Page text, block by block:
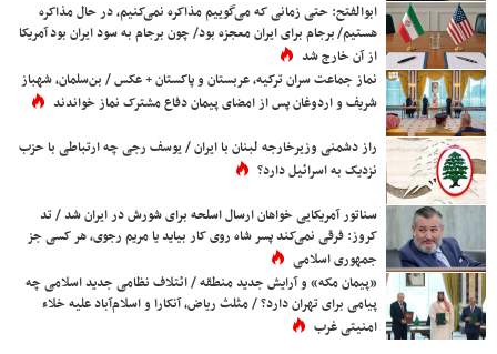
ابوالفتح: حتی زمانی که می‌گوییم مذاکره نمی‌کنیم، در حال مذاکره
هستیم/ برجام برای ایران معجزه بود/ چون برجام به سود ایران بود آمریکا
از آن خارج شد
نماز جماعت سران ترکیه، عربستان و پاکستان + عکس / بن‌سلمان، شهباز
شریف و اردوغان پس از امضای پیمان دفاع مشترک نماز خواندند
راز دشمنی وزیرخارجه لبنان با ایران / یوسف رجی چه ارتباطی با حزب
نزدیک به اسرائیل دارد؟
سناتور آمریکایی خواهان ارسال اسلحه برای شورش در ایران شد / تد
کروز: فرقی نمی‌کند پسر شاه روی کار بیاید یا مریم رجوی، هر کسی جز
جمهوری اسلامی
«پیمان مکه» و آرایش جدید منطقه / ائتلاف نظامی جدید اسلامی چه
پیامی برای تهران دارد؟ / مثلث ریاض، آنکارا و اسلام‌آباد علیه خلاء
امنیتی غرب